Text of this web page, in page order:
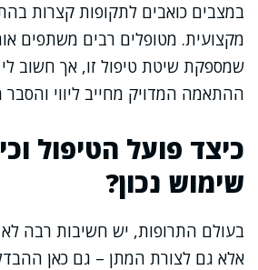
במצבים כואבים לתקופות קצרות
מקצועית. מטופלים רבים משתפים
שמספקת שיטת טיפול זו, אך חשוב
ההתאמה המדויק מחייב ליווי והסבר
כיצד פועל הטיפול
שימוש נכון?
בעולם התרופות, יש חשיבות רבה לא
אלא גם לצורת המתן – גם כאן